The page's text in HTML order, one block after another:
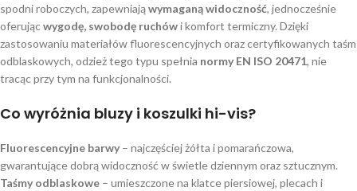
spodni roboczych, zapewniająwymaganą widoczność, jednocześnie
oferującwygodę, swobodę ruchówi komfort termiczny. Dzięki
zastosowaniu materiałów fluorescencyjnych oraz certyfikowanych taśm
odblaskowych, odzież tego typu spełnia normy EN ISO 20471, nie
tracąc przy tym na funkcjonalności.
Co wyróżnia bluzy i koszulki hi-vis?
Fluorescencyjne barwy – najczęściej żółta i pomarańczowa,
gwarantujące dobrą widoczność w świetle dziennym oraz sztucznym.
Taśmy odblaskowe – umieszczone na klatce piersiowej, plecach i